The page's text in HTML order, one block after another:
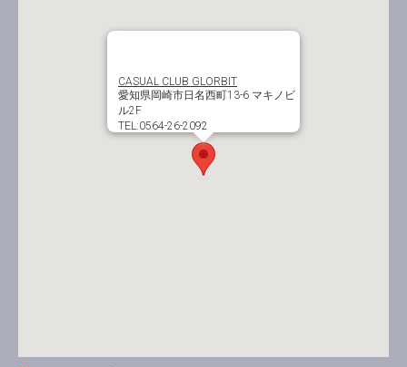
CASUAL CLUB GLORBIT
愛知県岡崎市日名西町13-6 マキノビ
ル2F
TEL:0564-26-2092